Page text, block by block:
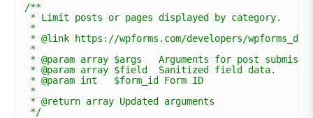
/**
* Limit posts or pages displayed by category.
*
* @link https://wpforms.com/developers/
*
* @param array $args   Arguments for post
* @param array $field  Sanitized field data.
* @param int   $form_id Form ID
*
* @return array Updated arguments
*/